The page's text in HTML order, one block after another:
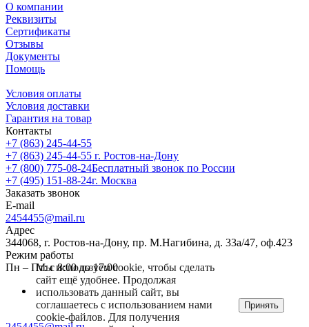
О компании
Реквизиты
Сертификаты
Отзывы
Документы
Помощь
Условия оплаты
Условия доставки
Гарантия на товар
Контакты
+7 (863) 245-44-55
+7 (863) 245-44-55 г. Ростов-на-Дону
+7 (800) 775-08-24Бесплатный звонок по России
+7 (495) 151-88-24г. Москва
Заказать звонок
E-mail
2454455@mail.ru
Адрес
344068, г. Ростов-на-Дону, пр. М.Нагибина, д. 33а/47, оф.423
Режим работы
Пн – Пт: с 8:00 до 17:00
Мы используем cookie, чтобы сделать
сайт ещё удобнее. Продолжая
использовать данный сайт, вы
соглашаетесь с использованием нами
cookie-файлов. Для получения
Принять